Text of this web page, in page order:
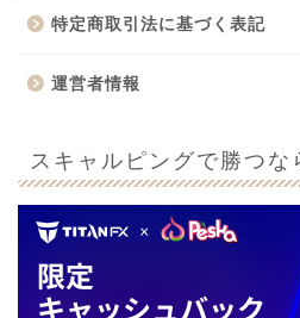
特定商取引法に基づく表記
運営者情報
スキャルピングで勝つな